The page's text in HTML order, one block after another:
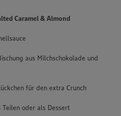
unserer Website zu
in die Nutzung von
Caramel & Almond
aus Milchschokolade und
für den extra Crunch
oder als Dessert